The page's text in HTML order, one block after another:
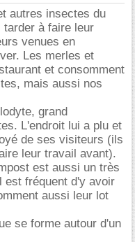
autres insectes du
tarder à faire leur
venues en
Les merles et
et consomment
mais aussi nos
grand
L'endroit lui a plu et
de ses visiteurs (ils
leur travail avant).
est aussi un très
est fréquent d'y avoir
aussi leur lot
se forme autour d'un